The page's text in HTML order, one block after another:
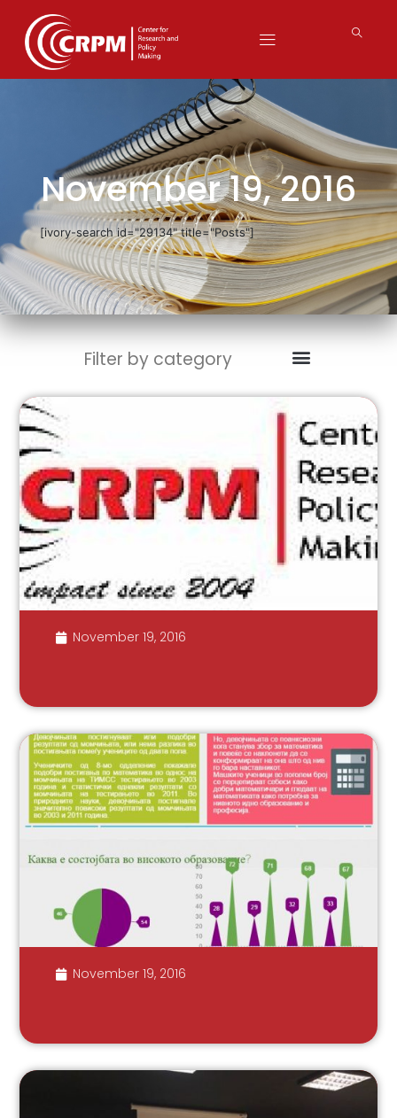
November 19, 2016
[ivory-search id="29134" title="Posts"]
Filter by category
November 19, 2016
November 19, 2016